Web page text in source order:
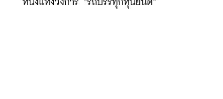
หนึ่งแห่งวงการ “รถบรรทุกหุ่นยนต์”